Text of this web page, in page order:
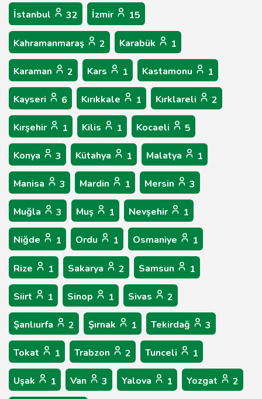
İstanbul 32 İzmir 15
Kahramanmaraş 2 Karabük 1
Karaman 2 Kars 1 Kastamonu 1
Kayseri 6 Kırıkkale 1 Kırklareli 2
Kırşehir 1 Kilis 1 Kocaeli 5
Konya 3 Kütahya 1 Malatya 1
Manisa 3 Mardin 1 Mersin 3
Muğla 3 Muş 1 Nevşehir 1
Niğde 1 Ordu 1 Osmaniye 1
Rize 1 Sakarya 2 Samsun 1
Siirt 1 Sinop 1 Sivas 2
Şanlıurfa 2 Şırnak 1 Tekirdağ 3
Tokat 1 Trabzon 2 Tunceli 1
Uşak 1 Van 3 Yalova 1 Yozgat 2